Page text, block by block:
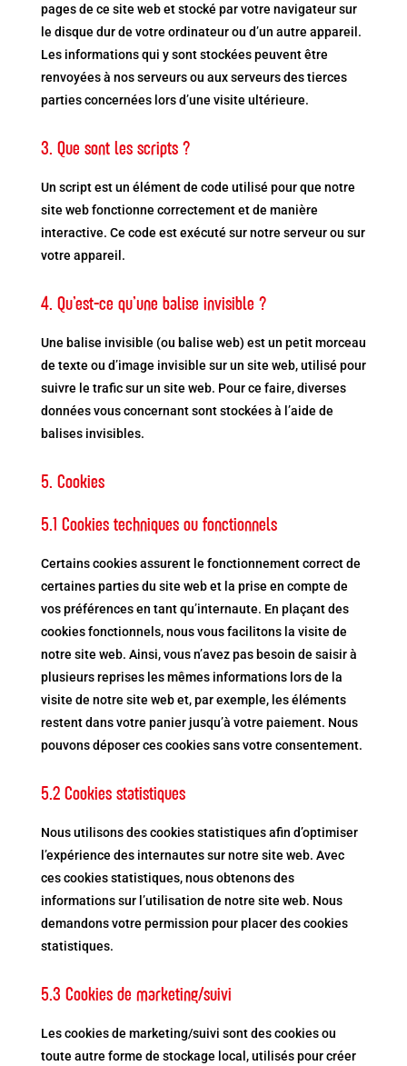
pages de ce site web et stocké par votre navigateur sur
le disque dur de votre ordinateur ou d’un autre appareil.
Les informations qui y sont stockées peuvent être
renvoyées à nos serveurs ou aux serveurs des tierces
parties concernées lors d’une visite ultérieure.
3. Que sont les scripts ?
Un script est un élément de code utilisé pour que notre
site web fonctionne correctement et de manière
interactive. Ce code est exécuté sur notre serveur ou sur
votre appareil.
4. Qu’est-ce qu’une balise invisible ?
Une balise invisible (ou balise web) est un petit morceau
de texte ou d’image invisible sur un site web, utilisé pour
suivre le trafic sur un site web. Pour ce faire, diverses
données vous concernant sont stockées à l’aide de
balises invisibles.
5. Cookies
5.1 Cookies techniques ou fonctionnels
Certains cookies assurent le fonctionnement correct de
certaines parties du site web et la prise en compte de
vos préférences en tant qu’internaute. En plaçant des
cookies fonctionnels, nous vous facilitons la visite de
notre site web. Ainsi, vous n’avez pas besoin de saisir à
plusieurs reprises les mêmes informations lors de la
visite de notre site web et, par exemple, les éléments
restent dans votre panier jusqu’à votre paiement. Nous
pouvons déposer ces cookies sans votre consentement.
5.2 Cookies statistiques
Nous utilisons des cookies statistiques afin d’optimiser
l’expérience des internautes sur notre site web. Avec
ces cookies statistiques, nous obtenons des
informations sur l’utilisation de notre site web. Nous
demandons votre permission pour placer des cookies
statistiques.
5.3 Cookies de marketing/suivi
Les cookies de marketing/suivi sont des cookies ou
toute autre forme de stockage local, utilisés pour créer